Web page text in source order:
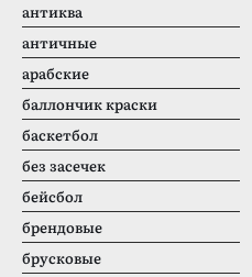
антиква
античные
арабские
баллончик краски
баскетбол
без засечек
бейсбол
брендовые
брусковые